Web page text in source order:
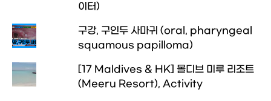
이터)
구강, 구인두 사마귀 (oral, pharyngeal
squamous papilloma)
[17 Maldives & HK] 몰디브 미루 리조트
(Meeru Resort), Activity